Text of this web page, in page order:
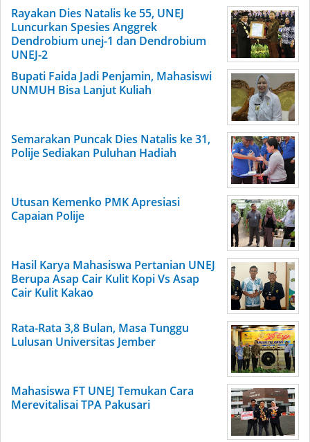
Rayakan Dies Natalis ke 55, UNEJ
Luncurkan Spesies Anggrek
Dendrobium unej-1 dan Dendrobium
UNEJ-2
Bupati Faida Jadi Penjamin, Mahasiswi
UNMUH Bisa Lanjut Kuliah
Semarakan Puncak Dies Natalis ke 31,
Polije Sediakan Puluhan Hadiah
Utusan Kemenko PMK Apresiasi
Capaian Polije
Hasil Karya Mahasiswa Pertanian UNEJ
Berupa Asap Cair Kulit Kopi Vs Asap
Cair Kulit Kakao
Rata-Rata 3,8 Bulan, Masa Tunggu
Lulusan Universitas Jember
Mahasiswa FT UNEJ Temukan Cara
Merevitalisai TPA Pakusari